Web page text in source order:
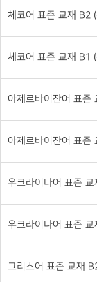
체코어 표준 교재 B2
체코어 표준 교재 B1
아제르바이잔어 표
아제르바이잔어 표
우크라이나어 표준
우크라이나어 표준
그리스어 표준 교재